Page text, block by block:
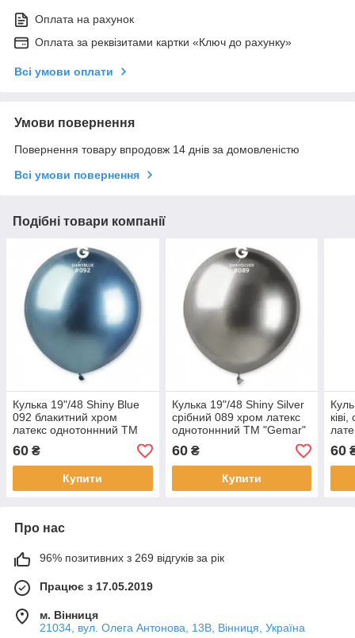
Оплата на рахунок
Оплата за реквізитами картки «Ключ до рахунку»
Всі умови оплати
Умови повернення
Повернення товару впродовж 14 днів за домовленістю
Всі умови повернення
Подібні товари компанії
Кулька 19"/48 Shiny Blue
092 блакитний хром
латекс однотоннний ТМ
"Gemar" шт.
60 ₴
Купити
Кулька 19"/48 Shiny Silver
срібний 089 хром латекс
однотоннний ТМ "Gemar"
шт.
60₴
Купити
60
Про нас
96% позитивних з 269 відгуків за рік
Працює з 17.05.2019
м. Вінниця
21034, вул. Олега Антонова, 13В, Вінниця, Україна